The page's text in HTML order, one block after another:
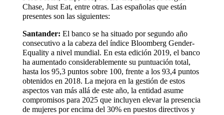
Chase, Just Eat, entre otras. Las españolas que están
presentes son las siguientes:
Santander: El banco se ha situado por segundo año
consecutivo a la cabeza del índice Bloomberg Gender-
Equality a nivel mundial. En esta edición 2019, el banco
ha aumentado considerablemente su puntuación total,
hasta los 95,3 puntos sobre 100, frente a los 93,4 puntos
obtenidos en 2018. La mejora en la gestión de estos
aspectos van más allá de este año, la entidad asume
compromisos para 2025 que incluyen elevar la presencia
de mujeres por encima del 30% en puestos directivos y